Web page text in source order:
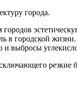
города.
в городской
выбросы
резкие